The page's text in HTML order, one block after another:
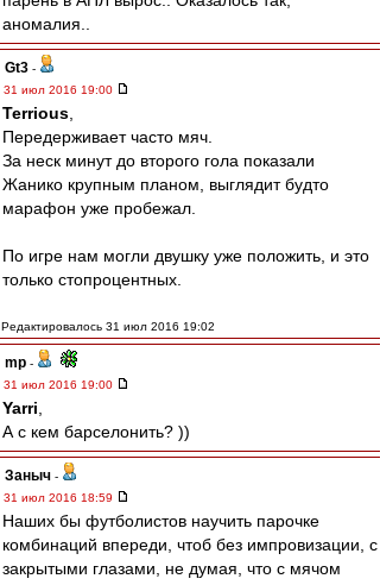
аномалия..
Gt3 -
31 июл 2016 19:00
Terrious
Передерживает часто мяч.
За неск минут до второго гола показали
Жанико крупным планом, выглядит будто
марафон уже пробежал.
По игре нам могли двушку уже положить, и это
только стопроцентных.
Редактировалось 31 июл 2016 19:02
mp -
31 июл 2016 19:00
Yarri
А с кем барселонить? ))
Заныч -
31 июл 2016 18:59
Наших бы футболистов научить парочке
комбинаций впереди, чтоб без импровизации, с
закрытыми глазами, не думая, что с мячом